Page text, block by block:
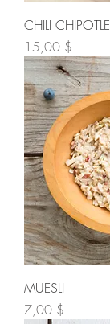
CHILI CHIPOTLE
Prix
15,00 $
MUESLI
Prix
7,00 $